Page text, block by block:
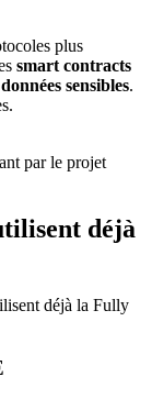
plus
smart contracts
sensibles.
par le projet
déjà
déjà la Fully